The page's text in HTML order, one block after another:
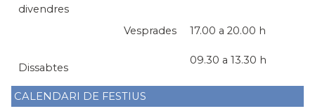
divendres
Vesprades 17.00 a 20.00 h
Dissabtes
09.30 a 13.30 h
CALENDARI DE FESTIUS